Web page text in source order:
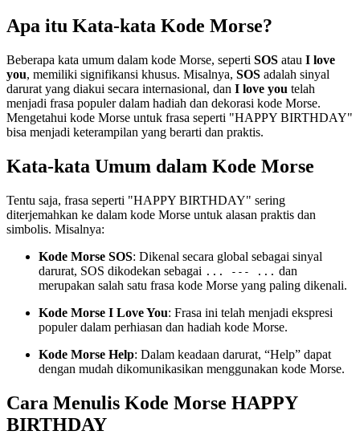
Apa itu Kata-kata Kode Morse?
Beberapa kata umum dalam kode Morse, seperti SOS atau I love
you, memiliki signifikansi khusus. Misalnya, SOS adalah sinyal
darurat yang diakui secara internasional, dan I love you telah
menjadi frasa populer dalam hadiah dan dekorasi kode Morse.
Mengetahui kode Morse untuk frasa seperti "HAPPY BIRTHDAY"
bisa menjadi keterampilan yang berarti dan praktis.
Kata-kata Umum dalam Kode Morse
Tentu saja, frasa seperti "HAPPY BIRTHDAY" sering
diterjemahkan ke dalam kode Morse untuk alasan praktis dan
simbolis. Misalnya:
Kode Morse SOS: Dikenal secara global sebagai sinyal
darurat, SOS dikodekan sebagai ... --- ... dan
merupakan salah satu frasa kode Morse yang paling dikenali.
Kode Morse I Love You: Frasa ini telah menjadi ekspresi
populer dalam perhiasan dan hadiah kode Morse.
Kode Morse Help: Dalam keadaan darurat, “Help” dapat
dengan mudah dikomunikasikan menggunakan kode Morse.
Cara Menulis Kode Morse HAPPY
BIRTHDAY